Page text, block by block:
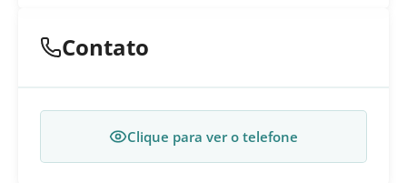
Contato
Clique para ver o telefone